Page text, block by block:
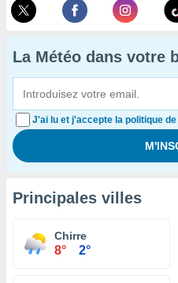
La Météo dans votre
J'ai lu et j'accepte la politique
Principales villes
Chirre
8° 2°